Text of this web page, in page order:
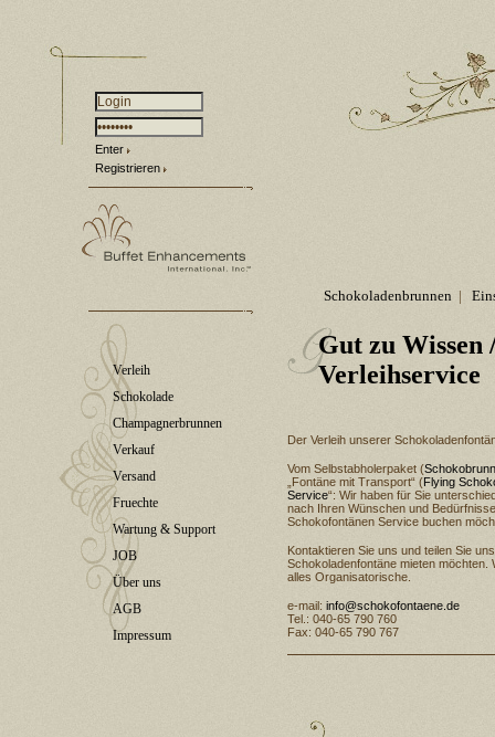
Enter
Registrieren
Verleih
Schokolade
Champagnerbrunnen
Verkauf
Versand
Fruechte
Wartung & Support
JOB
Über uns
AGB
Impressum
Schokoladenbrunnen |
Gut zu Wissen
Verleihservice
Der Verleih unserer
Vom Selbstabholerpaket (
„Fontäne mit Transport“ (Flying
Service“: Wir haben für Sie
nach Ihren Wünschen und
Schokofontänen Service buchen
Kontaktieren Sie uns und teilen Sie
Schokoladenfontäne mieten möchten.
alles Organisatorische.
e-mail: info@schokofontaene.de
Tel.: 040-65 790 760
Fax: 040-65 790 767